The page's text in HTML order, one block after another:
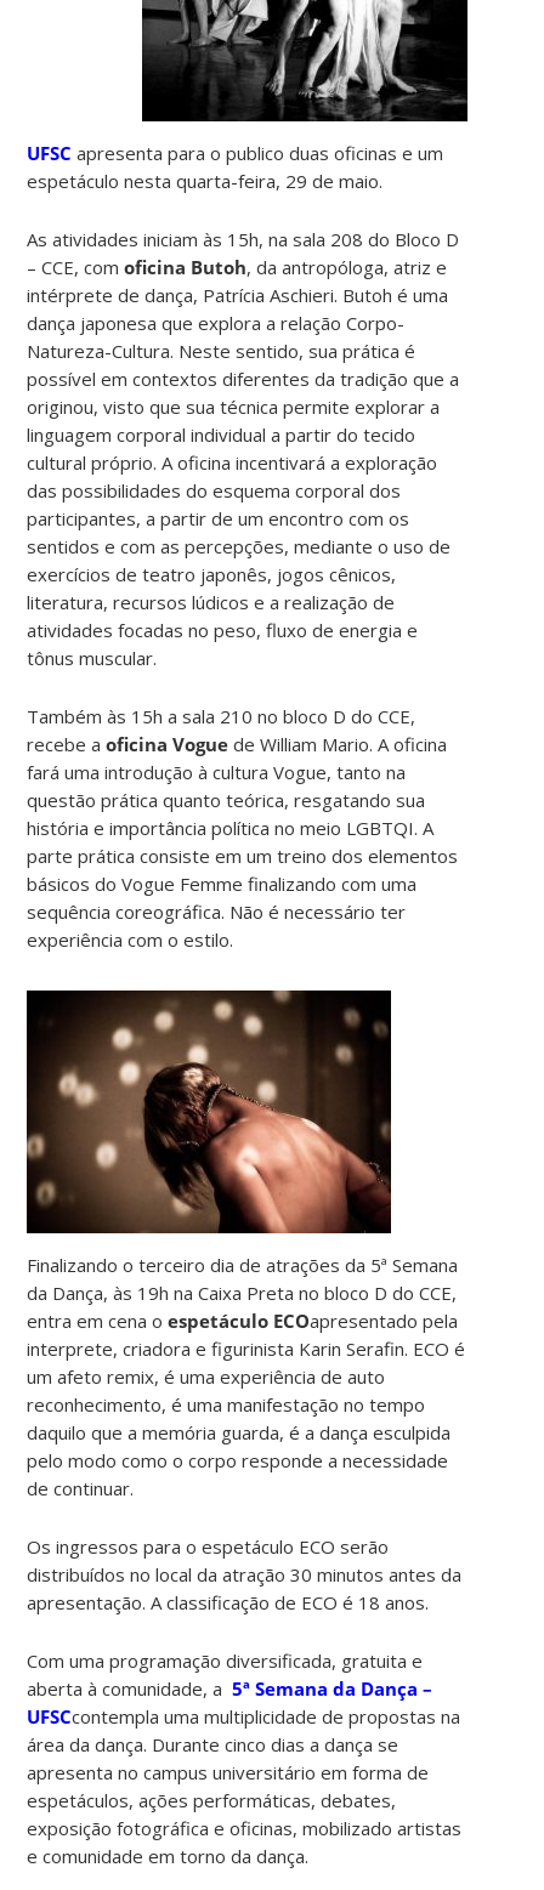
UFSC apresenta para o publico duas oficinas e um
espetáculo nesta quarta-feira, 29 de maio.
As atividades iniciam às 15h, na sala 208 do Bloco D
– CCE, comoficina Butoh, da antropóloga, atriz e
intérprete de dança, Patrícia Aschieri. Butoh é uma
dança japonesa que explora a relação Corpo-
Natureza-Cultura. Neste sentido, sua prática é
possível em contextos diferentes da tradição que a
originou, visto que sua técnica permite explorar a
linguagem corporal individual a partir do tecido
cultural próprio. A oficina incentivará a exploração
das possibilidades do esquema corporal dos
participantes, a partir de um encontro com os
sentidos e com as percepções, mediante o uso de
exercícios de teatro japonês, jogos cênicos,
literatura, recursos lúdicos e a realização de
atividades focadas no peso, fluxo de energia e
tônus muscular.
Também às 15h a sala 210 no bloco D do CCE,
recebe a oficina Vogue de William Mario. A oficina
fará uma introdução à cultura Vogue, tanto na
questão prática quanto teórica, resgatando sua
história e importância política no meio LGBTQI. A
parte prática consiste em um treino dos elementos
básicos do Vogue Femme finalizando com uma
sequência coreográfica. Não é necessário ter
experiência com o estilo.
Finalizando o terceiro dia de atrações da 5ª Semana
da Dança, às 19h na Caixa Preta no bloco D do CCE,
entra em cena oespetáculo ECOapresentado pela
interprete, criadora e figurinista Karin Serafin. ECO é
um afeto remix, é uma experiência de auto
reconhecimento, é uma manifestação no tempo
daquilo que a memória guarda, é a dança esculpida
pelo modo como o corpo responde a necessidade
de continuar.
Os ingressos para o espetáculo ECO serão
distribuídos no local da atração 30 minutos antes da
apresentação. A classificação de ECO é 18 anos.
Com uma programação diversificada, gratuita e
aberta à comunidade, a5ª Semana da Dança –
UFSCcontempla uma multiplicidade de propostas na
área da dança. Durante cinco dias a dança se
apresenta no campus universitário em forma de
espetáculos, ações performáticas, debates,
exposição fotográfica e oficinas, mobilizado artistas
e comunidade em torno da dança.